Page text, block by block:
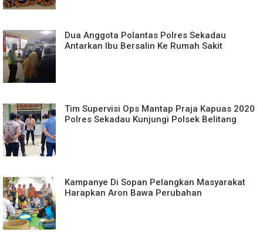
Dua Anggota Polantas Polres Sekadau
Antarkan Ibu Bersalin Ke Rumah Sakit
Tim Supervisi Ops Mantap Praja Kapuas 2020
Polres Sekadau Kunjungi Polsek Belitang
Kampanye Di Sopan Pelangkan Masyarakat
Harapkan Aron Bawa Perubahan